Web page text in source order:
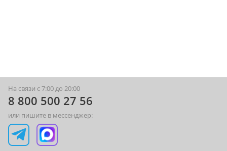
На связи с 7:00 до 20:00
8 800 500 27 56
или пишите в мессенджер: